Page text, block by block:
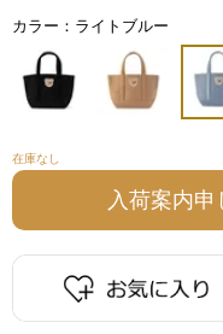
カラー：ライトブルー
在庫なし